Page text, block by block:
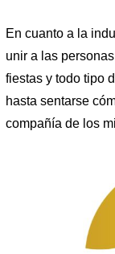
En cuanto a la
unir a las
fiestas y todo tipo
hasta sentarse
compañía de los